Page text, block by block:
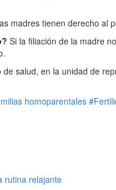
madres tienen derecho al
Si la filiación de la madre
de salud, en la unidad de
homoparentales
rutina relajante